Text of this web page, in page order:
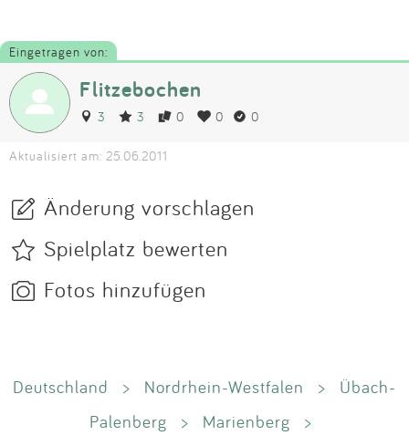
Eingetragen von:
Flitzebochen
3 3 0 0 0
Aktualisiert am: 25.06.2011
Änderung vorschlagen
Spielplatz bewerten
Fotos hinzufügen
Deutschland > Nordrhein-Westfalen >
Übach-
Palenberg
> Marienberg >